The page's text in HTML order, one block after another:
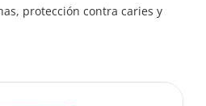
protección contra caries y